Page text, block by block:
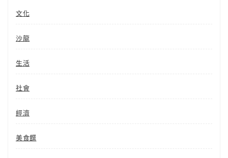
文化
沙龍
生活
社會
經濟
美食饌